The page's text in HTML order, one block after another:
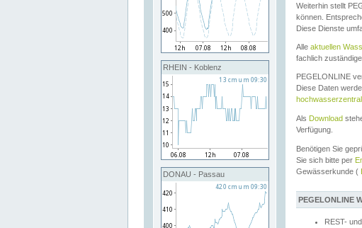
RHEIN - Koblenz
DONAU - Passau
Weiterhin stellt
können.
Diese Dienste
Alle aktuellen
fachlich
PEGELONLINE
Diese Daten
Als Download
Verfügung.
Benötigen Sie
Sie sich bitte per
Gewässerkunde (
PEGELONLINE
REST-